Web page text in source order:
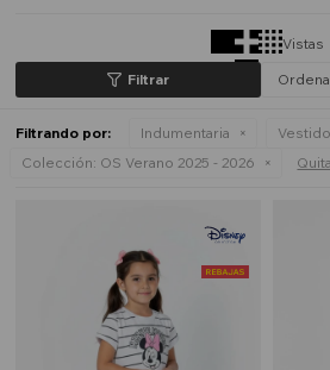
Vistas
Filtrando por: Indumentaria
Colección: OS Verano 2025 - 2026